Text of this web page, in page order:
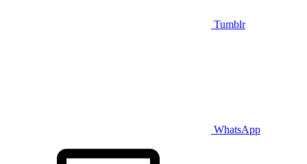
Tumblr
WhatsApp